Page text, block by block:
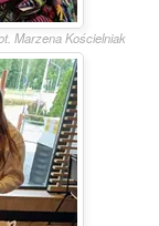
Marzena Kościelniak